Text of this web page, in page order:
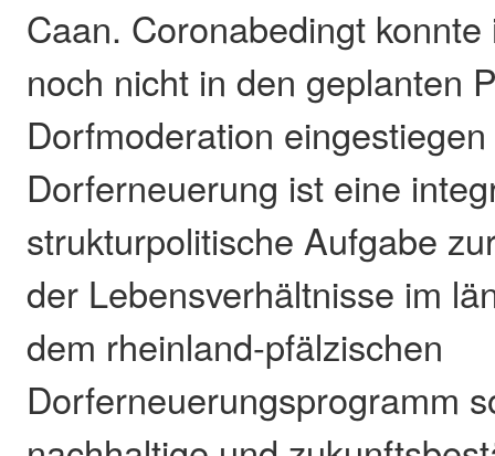
Caan. Coronabedingt
noch nicht in den geplanten
Dorfmoderation
Dorferneuerung ist eine
strukturpolitische Aufgabe
der Lebensverhältnisse im
dem rheinland-pfälzischen
Dorferneuerungsprogramm